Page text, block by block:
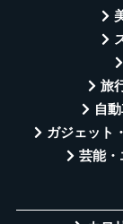
旅
自
ガジェット
芸能・